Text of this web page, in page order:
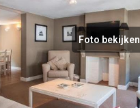
Foto bekijken